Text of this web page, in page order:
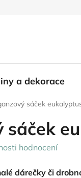
a dekorace
sáček
sáček
hodnocení
dárečky či